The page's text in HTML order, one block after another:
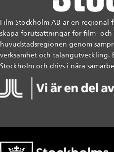
Film Stockholm AB är en
skapa förutsättningar för film-
huvudstadsregionen genom
verksamhet och talangutveckling.
Stockholm och drivs i nära